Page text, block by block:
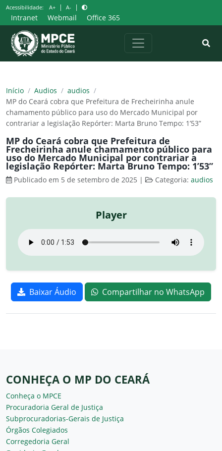
Pular
para
o
conteúdo
Acessibilidade: A+ | A- |
Intranet Webmail Office 365
Início / Audios / audios /
MP do Ceará cobra que Prefeitura de Frecheirinha anule
chamamento público para uso do Mercado Municipal por
contrariar a legislação Repórter: Marta Bruno Tempo: 1’53”
MP do Ceará cobra que Prefeitura de
Frecheirinha anule chamamento público para
uso do Mercado Municipal por contrariar a
legislação Repórter: Marta Bruno Tempo: 1’53”
Publicado em 5 de setembro de 2025 | Categoria: audios
Player
Baixar Áudio Compartilhar no WhatsApp
CONHEÇA O MP DO CEARÁ
Conheça o MPCE
Procuradoria Geral de Justiça
Subprocuradorias-Gerais de Justiça
Órgãos Colegiados
Corregedoria Geral